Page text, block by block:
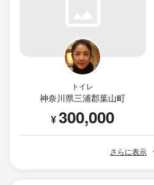
トイレ
神奈川県三浦郡葉山町
¥300,000
さらに表示